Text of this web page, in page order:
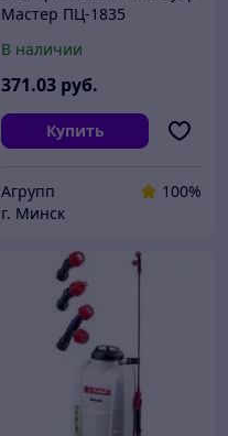
Мастер ПЦ-1835
В наличии
371.03 руб.
Купить
Агрупп
100%
г. Минск